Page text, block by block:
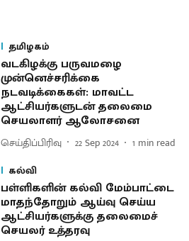
தமிழகம்
வடகிழக்கு பருவமழை
முன்னெச்சரிக்கை
நடவடிக்கைகள்: மாவட்ட
ஆட்சியர்களுடன் தலைமை
செயலாளர் ஆலோசனை
செய்திப்பிரிவு 22 Sep 2024 1 min read
கல்வி
பள்ளிகளின் கல்வி மேம்பாட்டை
மாதந்தோறும் ஆய்வு செய்ய
ஆட்சியர்களுக்கு தலைமைச்
செயலர் உத்தரவு